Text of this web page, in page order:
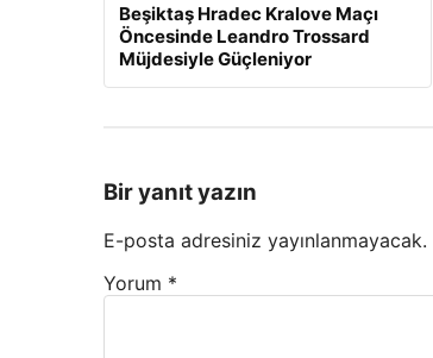
Beşiktaş Hradec Kralove Maçı
Öncesinde Leandro Trossard
Müjdesiyle Güçleniyor
Bir yanıt yazın
E-posta adresiniz yayınlanmayacak.
Yorum *